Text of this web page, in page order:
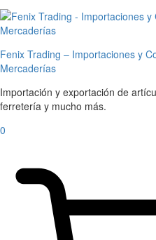
Fenix Trading – Importaciones y
Mercaderías
Importación y exportación de
ferretería y mucho más.
0